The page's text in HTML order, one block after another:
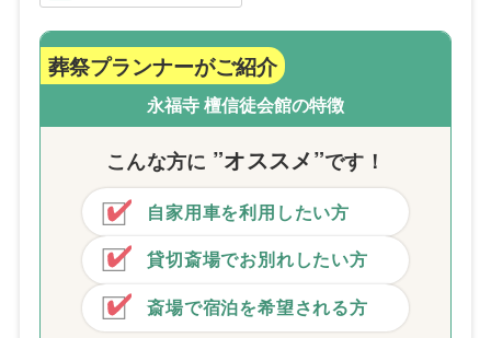
葬祭プランナーがご紹介
永福寺 檀信徒会館の特徴
こんな方に ”オススメ”です！
自家用車を利用したい方
貸切斎場でお別れしたい方
斎場で宿泊を希望される方